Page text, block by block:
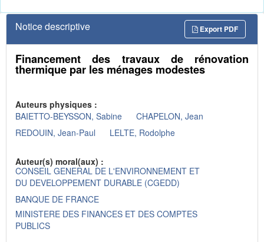
Notice descriptive Export PDF
Financement des travaux de rénovation
thermique par les ménages modestes
Auteurs physiques :
BAIETTO-BEYSSON, Sabine
CHAPELON, Jean
REDOUIN, Jean-Paul
LELTE, Rodolphe
Auteur(s) moral(aux) :
CONSEIL GENERAL DE L'ENVIRONNEMENT ET
DU DEVELOPPEMENT DURABLE (CGEDD)
BANQUE DE FRANCE
MINISTERE DES FINANCES ET DES COMPTES
PUBLICS